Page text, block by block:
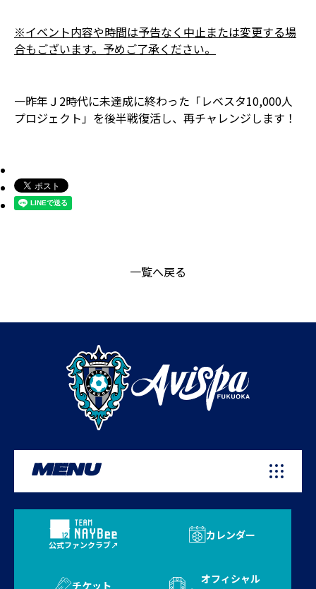
※イベント内容や時間は予告なく中止または変更する場
合もございます。予めご了承ください。
一昨年Ｊ2時代に未達成に終わった「レベスタ10,000人
プロジェクト」を後半戦復活し、再チャレンジします！
一覧へ戻る
MENU
公式ファンクラブ
カレンダー
チケット
オフィシャル